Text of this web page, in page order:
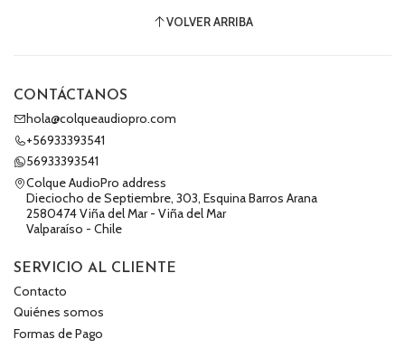
VOLVER ARRIBA
CONTÁCTANOS
hola@colqueaudiopro.com
+56933393541
56933393541
Colque AudioPro address
Dieciocho de Septiembre, 303, Esquina Barros Arana
2580474 Viña del Mar - Viña del Mar
Valparaíso - Chile
SERVICIO AL CLIENTE
Contacto
Quiénes somos
Formas de Pago